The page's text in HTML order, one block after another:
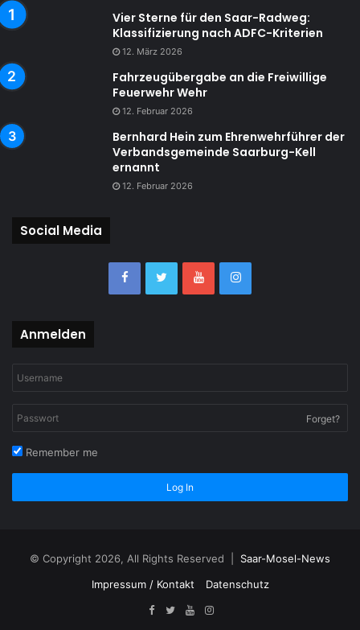
Vier Sterne für den Saar-Radweg:
Klassifizierung nach ADFC-Kriterien
12. März 2026
Fahrzeugübergabe an die Freiwillige
Feuerwehr Wehr
12. Februar 2026
Bernhard Hein zum Ehrenwehrführer der
Verbandsgemeinde Saarburg-Kell
ernannt
12. Februar 2026
Social Media
Anmelden
Forget?
Remember me
Log In
© Copyright 2026, All Rights Reserved | Saar-Mosel-News
Impressum / Kontakt
Datenschutz